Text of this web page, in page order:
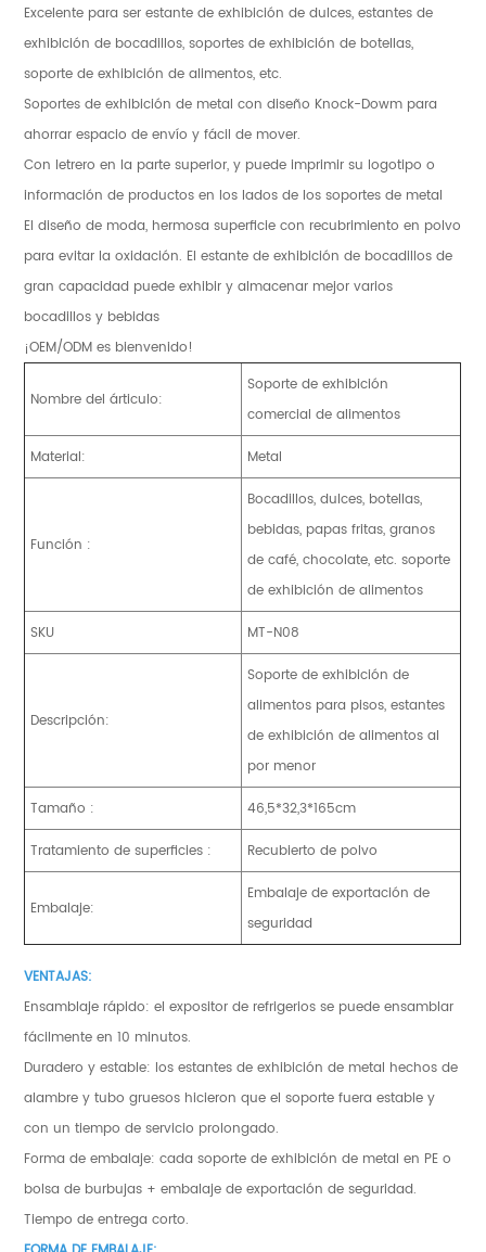
Excelente para ser estante de exhibición de dulces, estantes de
exhibición de bocadillos, soportes de exhibición de botellas,
soporte de exhibición de alimentos, etc.
Soportes de exhibición de metal con diseño Knock-Dowm para
ahorrar espacio de envío y fácil de mover.
Con letrero en la parte superior, y puede imprimir su logotipo o
información de productos en los lados de los soportes de metal
El diseño de moda, hermosa superficie con recubrimiento en polvo
para evitar la oxidación. El estante de exhibición de bocadillos de
gran capacidad puede exhibir y almacenar mejor varios
bocadillos y bebidas
¡OEM/ODM es bienvenido!
Nombre del árticulo:
Soporte de exhibición
comercial de alimentos
Material:
Metal
Función :
Bocadillos, dulces, botellas,
bebidas, papas fritas, granos
de café, chocolate, etc. soporte
de exhibición de alimentos
SKU
MT-N08
Descripción:
Soporte de exhibición de
alimentos para pisos, estantes
de exhibición de alimentos al
por menor
Tamaño :
46,5*32,3*165cm
Tratamiento de superficies :
Recubierto de polvo
Embalaje:
Embalaje de exportación de
seguridad
VENTAJAS:
Ensamblaje rápido: el expositor de refrigerios se puede ensamblar
fácilmente en 10 minutos.
Duradero y estable: los estantes de exhibición de metal hechos de
alambre y tubo gruesos hicieron que el soporte fuera estable y
con un tiempo de servicio prolongado.
Forma de embalaje: cada soporte de exhibición de metal en PE o
bolsa de burbujas + embalaje de exportación de seguridad.
Tiempo de entrega corto.